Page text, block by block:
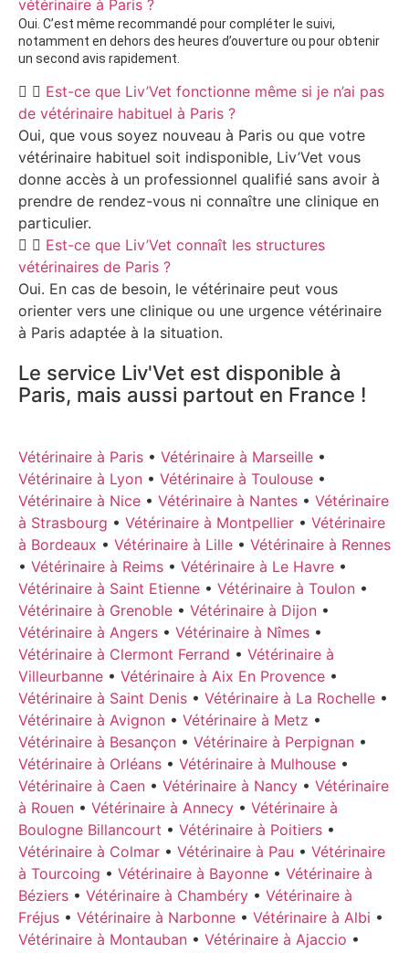
vétérinaire à Paris ?
Oui. C’est même recommandé pour compléter le suivi,
notamment en dehors des heures d’ouverture ou pour obtenir
un second avis rapidement.
Est-ce que Liv’Vet fonctionne même si je n’ai pas
de vétérinaire habituel à Paris ?
Oui, que vous soyez nouveau à Paris ou que votre
vétérinaire habituel soit indisponible, Liv’Vet vous
donne accès à un professionnel qualifié sans avoir à
prendre de rendez-vous ni connaître une clinique en
particulier.
Est-ce que Liv’Vet connaît les structures
vétérinaires de Paris ?
Oui. En cas de besoin, le vétérinaire peut vous
orienter vers une clinique ou une urgence vétérinaire
à Paris adaptée à la situation.
Le service Liv'Vet est disponible à
Paris, mais aussi partout en France !
Vétérinaire à Paris • Vétérinaire à Marseille •
Vétérinaire à Lyon • Vétérinaire à Toulouse •
Vétérinaire à Nice • Vétérinaire à Nantes • Vétérinaire
à Strasbourg • Vétérinaire à Montpellier • Vétérinaire
à Bordeaux • Vétérinaire à Lille • Vétérinaire à Rennes
• Vétérinaire à Reims • Vétérinaire à Le Havre •
Vétérinaire à Saint Etienne • Vétérinaire à Toulon •
Vétérinaire à Grenoble • Vétérinaire à Dijon •
Vétérinaire à Angers • Vétérinaire à Nîmes •
Vétérinaire à Clermont Ferrand • Vétérinaire à
Villeurbanne • Vétérinaire à Aix En Provence •
Vétérinaire à Saint Denis • Vétérinaire à La Rochelle •
Vétérinaire à Avignon • Vétérinaire à Metz •
Vétérinaire à Besançon • Vétérinaire à Perpignan •
Vétérinaire à Orléans • Vétérinaire à Mulhouse •
Vétérinaire à Caen • Vétérinaire à Nancy • Vétérinaire
à Rouen • Vétérinaire à Annecy • Vétérinaire à
Boulogne Billancourt • Vétérinaire à Poitiers •
Vétérinaire à Colmar • Vétérinaire à Pau • Vétérinaire
à Tourcoing • Vétérinaire à Bayonne • Vétérinaire à
Béziers • Vétérinaire à Chambéry • Vétérinaire à
Fréjus • Vétérinaire à Narbonne • Vétérinaire à Albi •
Vétérinaire à Montauban • Vétérinaire à Ajaccio •